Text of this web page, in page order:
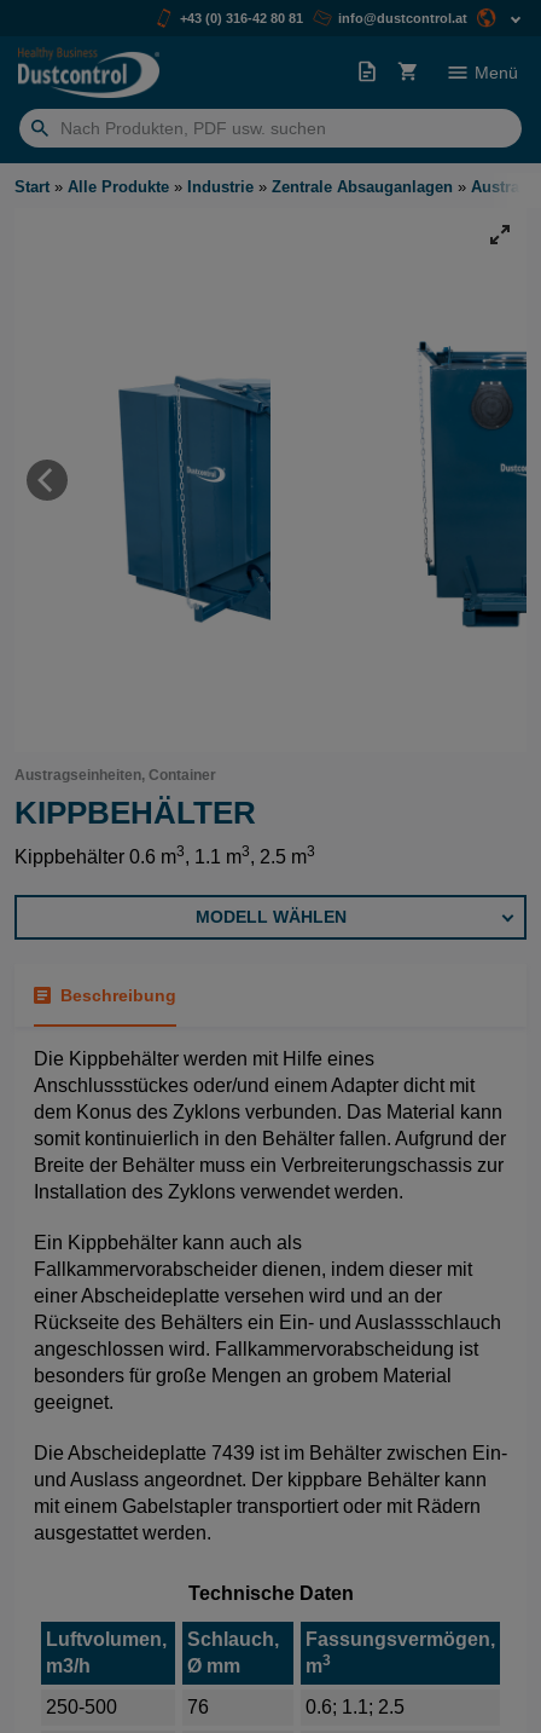
+43 (0) 316-42 80 81 info@dustcontrol.at
Suchen
nach:
Menü
Start » Alle Produkte » Industrie » Zentrale Absauganlagen »
Austragseinheiten, Container
KIPPBEHÄLTER
Kippbehälter 0.6 m3, 1.1 m3, 2.5 m3
MODELL WÄHLEN
Beschreibung
Die Kippbehälter werden mit Hilfe eines
Anschlussstückes oder/und einem Adapter dicht mit
dem Konus des Zyklons verbunden. Das Material kann
somit kontinuierlich in den Behälter fallen. Aufgrund der
Breite der Behälter muss ein Verbreiterungschassis zur
Installation des Zyklons verwendet werden.
Ein Kippbehälter kann auch als
Fallkammervorabscheider dienen, indem dieser mit
einer Abscheideplatte versehen wird und an der
Rückseite des Behälters ein Ein- und Auslassschlauch
angeschlossen wird. Fallkammervorabscheidung ist
besonders für große Mengen an grobem Material
geeignet.
Die Abscheideplatte 7439 ist im Behälter zwischen Ein-
und Auslass angeordnet. Der kippbare Behälter kann
mit einem Gabelstapler transportiert oder mit Rädern
ausgestattet werden.
Technische Daten
Luftvolumen,
m3/h
Schlauch,
Ø mm
Fassungsvermögen,
m3
250-500 76
0.6; 1.1; 2.5